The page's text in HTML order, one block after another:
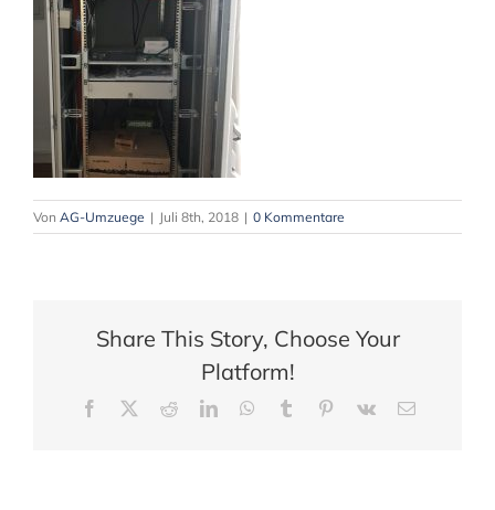
Von AG-Umzuege | Juli 8th, 2018 | 0 Kommentare
Share This Story, Choose Your
Platform!
Facebook RedditLinkedInWhatsApp
Tumblr Pinterest
Vk
E-